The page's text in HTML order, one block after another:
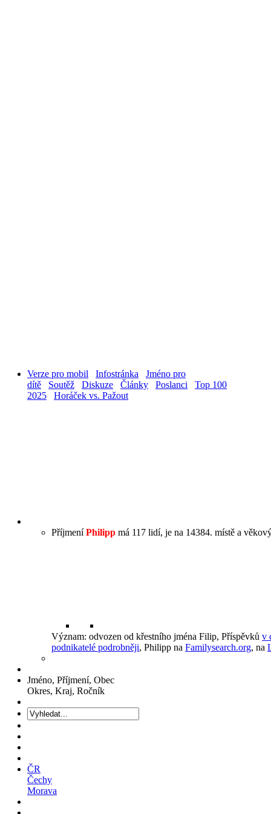
Verze pro mobil Infostránka
Jméno pro
dítě
Soutěž Diskuze Články Poslanci
Top 100
2025
Horáček vs. Pažout
PříjmeníPhilipp má 117 lidí, je na 14384. místě a
Význam: odvozen od křestního jména Filip, Příspěvků v
podnikatelé podrobněji, Philipp na Familysearch.org, na
Jméno, Příjmení, Obec
Okres, Kraj, Ročník
ČR
Čechy
Morava